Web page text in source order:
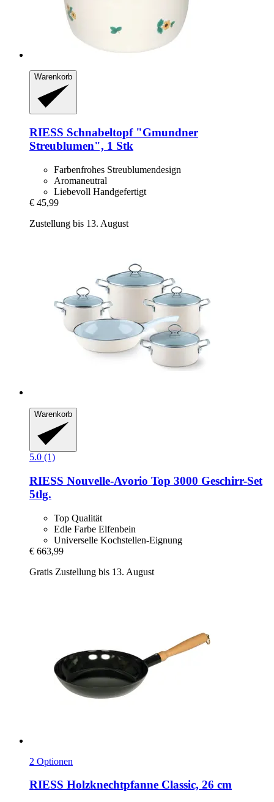
Warenkorb
RIESS Schnabeltopf "Gmundner
Streublumen", 1 Stk
Farbenfrohes Streublumendesign
Aromaneutral
Liebevoll Handgefertigt
€ 45,99
Zustellung bis 13. August
Warenkorb
5.0 (1)
RIESS Nouvelle-​Avorio Top 3000 Geschirr-​Set
5tlg.
Top Qualität
Edle Farbe Elfenbein
Universelle Kochstellen-Eignung
€ 663,99
Gratis Zustellung bis 13. August
2 Optionen
RIESS Holzknechtpfanne Classic, 26 cm